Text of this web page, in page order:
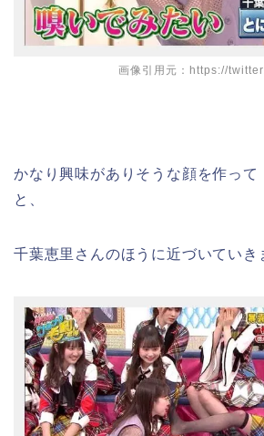
画像引用元：https://
かなり興味がありそうな顔を作って
と、
千葉恵里さんのほうに近づいていき